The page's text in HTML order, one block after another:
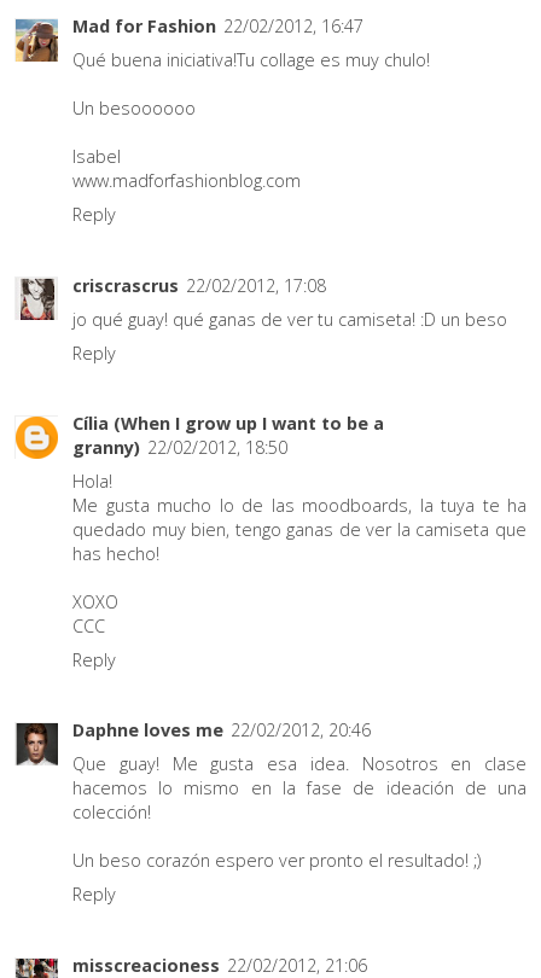
Mad for Fashion 22/02/2012, 16:47
Qué buena iniciativa!Tu collage es muy chulo!
Un besoooooo
Isabel
www.madforfashionblog.com
Reply
criscrascrus 22/02/2012, 17:08
jo qué guay! qué ganas de ver tu camiseta! :D un beso
Reply
Cília (When I grow up I want to be a
granny) 22/02/2012, 18:50
Hola!
Me gusta mucho lo de las moodboards, la tuya te ha
quedado muy bien, tengo ganas de ver la camiseta que
has hecho!
XOXO
CCC
Reply
Daphne loves me 22/02/2012, 20:46
Que guay! Me gusta esa idea. Nosotros en clase
hacemos lo mismo en la fase de ideación de una
colección!
Un beso corazón espero ver pronto el resultado! ;)
Reply
misscreacioness 22/02/2012, 21:06